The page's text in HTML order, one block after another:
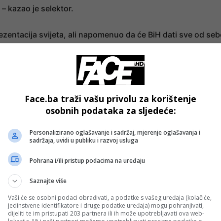
kazao je selektor.
svijeta, ali napomenuo da će BiH dati sve od
kakve riječi na njih, znamo da se radi o jednoj od
od sebe. Učinit ćemo da ponovimo pristup iz
i tu se momcima ne može ništa prigovoriti. Iskreno,
prilikom realizacije, što nas je koštalo u
da se utakmica igra u Sarajevu, gdje očekuje da će
da će Island uprkos prvom mjestu u grupi doći u
Face.ba traži vašu privolu za korištenje
osobnih podataka za sljedeće:
Personalizirano oglašavanje i sadržaj, mjerenje oglašavanja i
sadržaja, uvidi u publiku i razvoj usluga
Pohrana i/ili pristup podacima na uređaju
Saznajte više
Vaši će se osobni podaci obrađivati, a podatke s vašeg uređaja (kolačiće,
jedinstvene identifikatore i druge podatke uređaja) mogu pohranjivati,
dijeliti te im pristupati 203 partnera ili ih može upotrebljavati ova web-